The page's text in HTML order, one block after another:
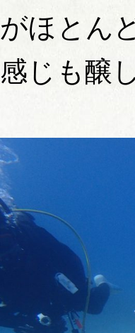
がほとん
感じも醸